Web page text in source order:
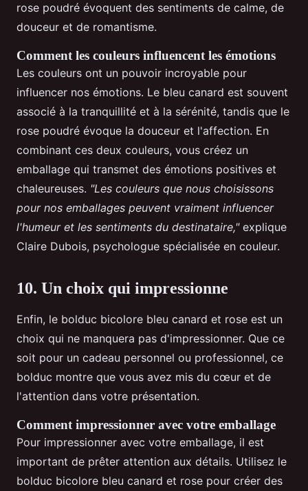
rose poudré évoquent des sentiments de calme, de
douceur et de romantisme.
Comment les couleurs influencent les émotions
Les couleurs ont un pouvoir incroyable pour
influencer nos émotions. Le bleu canard est souvent
associé à la tranquillité et à la sérénité, tandis que le
rose poudré évoque la douceur et l'affection. En
combinant ces deux couleurs, vous créez un
emballage qui transmet des émotions positives et
chaleureuses. "Les couleurs que nous choisissons
pour nos emballages peuvent vraiment influencer
l'humeur et les sentiments du destinataire,"explique
Claire Dubois, psychologue spécialisée en couleur.
10. Un choix qui impressionne
Enfin, le bolduc bicolore bleu canard et rose est un
choix qui ne manquera pas d'impressionner. Que ce
soit pour un cadeau personnel ou professionnel, ce
bolduc montre que vous avez mis du cœur et de
l'attention dans votre présentation.
Comment impressionner avec votre emballage
Pour impressionner avec votre emballage, il est
important de prêter attention aux détails. Utilisez le
bolduc bicolore bleu canard et rose pour créer des